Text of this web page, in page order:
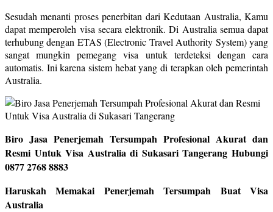
Sesudah menanti proses penerbitan dari Kedutaan Australia, Kamu
dapat memperoleh visa secara elektronik. Di Australia semua dapat
terhubung dengan ETAS (Electronic Travel Authority System) yang
sangat mungkin pemegang visa untuk terdeteksi dengan cara
automatis. Ini karena sistem hebat yang di terapkan oleh pemerintah
Australia.
Biro Jasa Penerjemah Tersumpah Profesional Akurat dan
Resmi Untuk Visa Australia di Sukasari Tangerang Hubungi
0877 2768 8883
Haruskah Memakai Penerjemah Tersumpah Buat Visa
Australia